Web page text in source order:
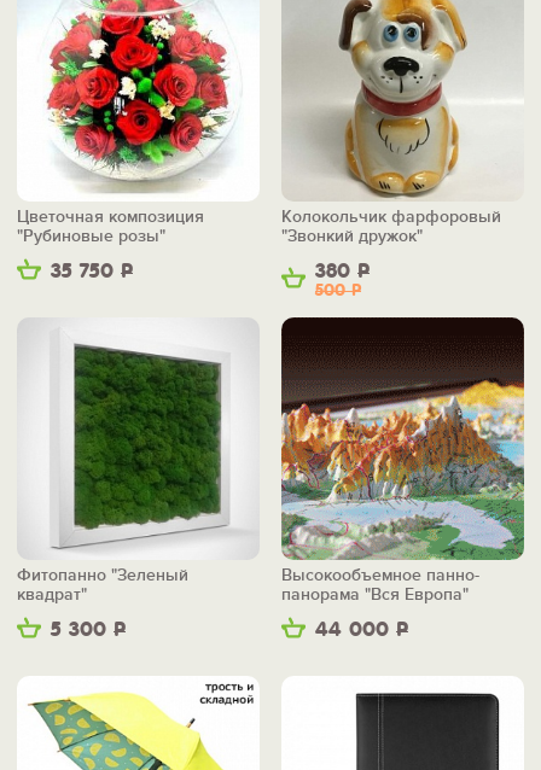
35 750 Р
Цветочная композиция
"Рубиновые розы"
380 Р
500Р
Колокольчик фарфоровый
"Звонкий дружок"
5 300 Р
Фитопанно "Зеленый
квадрат"
44 000 Р
Высокообъемное панно-
панорама "Вся Европа"